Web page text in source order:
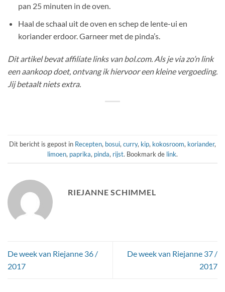
pan 25 minuten in de oven.
Haal de schaal uit de oven en schep de lente-ui en
koriander erdoor. Garneer met de pinda’s.
Dit artikel bevat affiliate links van bol.com. Als je via zo’n link
een aankoop doet, ontvang ik hiervoor een kleine vergoeding.
Jij betaalt niets extra.
Dit bericht is gepost in Recepten, bosui, curry, kip, kokosroom, koriander,
limoen, paprika, pinda, rijst. Bookmark de link.
RIEJANNE SCHIMMEL
De week van Riejanne 36 /
2017
De week van Riejanne 37 /
2017